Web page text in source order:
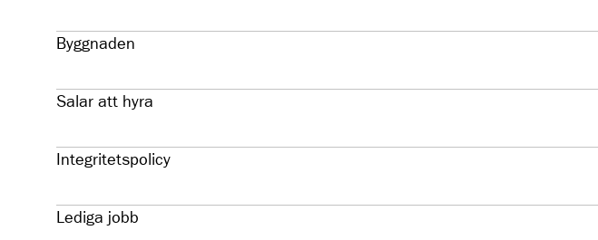
Byggnaden
Salar att hyra
Integritetspolicy
Lediga jobb